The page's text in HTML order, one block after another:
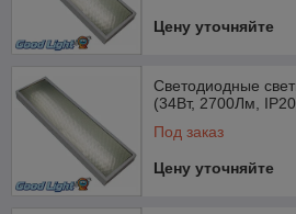
Цену уточняйте
Светодиодные
(34Вт, 2700Лм,
Под заказ
Цену уточняйте